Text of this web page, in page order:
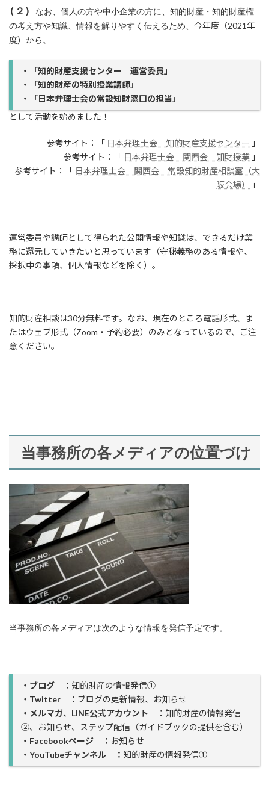
(２) なお、 個人の方や中小企業の方に、知的財産・知的財産権
の考え方や知識、情報を解りやすく伝えるため、 今年度（2021年
度）から、
・「知的財産支援センター 運営委員」
・「知的財産の特別授業講師」
・「日本弁理士会の常設知財窓口の担当」
として活動を始めました！
参考サイト：「 日本弁理士会 知的財産支援センター 」
参考サイト：「 日本弁理士会 関西会 知財授業 」
参考サイト：「 日本弁理士会 関西会 常設知的財産相談室（大
阪会場）
」
運営委員や講師として得られた公開情報や知識は、できるだけ業
務に還元していきたいと思っています（守秘義務のある情報や、
採択中の事項、個人情報などを除く）。
知的財産相談は30分無料です。なお、現在のところ電話形式、ま
たはウェブ形式（Zoom・予約必要）のみとなっているので、ご注
意ください。
当事務所の各メディアの位置づけ
当事務所の各メディアは次のような情報を発信予定です。
・ブログ ： 知的財産の情報発信①
・Twitter ： ブログの更新情報、お知らせ
・メルマガ、LINE公式アカウント ： 知的財産の情報発信
②、お知らせ、ステップ配信（ガイドブックの提供を含む）
・Facebookページ ： お知らせ
・YouTubeチャンネル ： 知的財産の情報発信①